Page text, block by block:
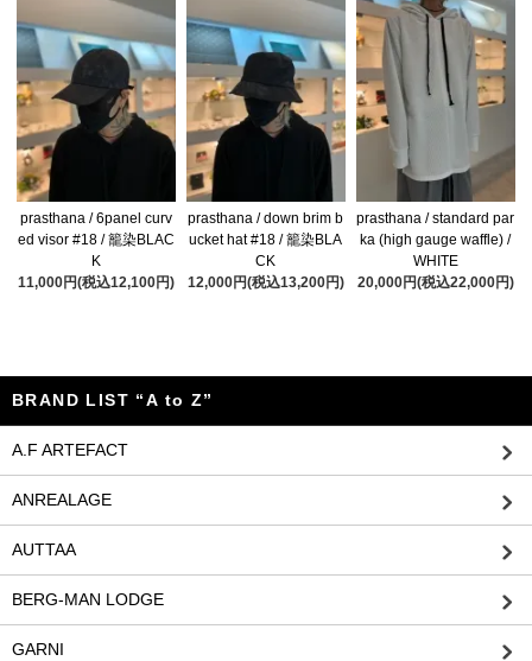
prasthana / 6panel curv
ed visor #18 / 籠染BLAC
K
11,000円(税込12,100円)
prasthana / down brim b
ucket hat #18 / 籠染BLA
CK
12,000円(税込13,200円)
prasthana / standard par
ka (high gauge waffle) /
WHITE
20,000円(税込22,000円)
BRAND LIST “A to Z”
A.F ARTEFACT
ANREALAGE
AUTTAA
BERG-MAN LODGE
GARNI